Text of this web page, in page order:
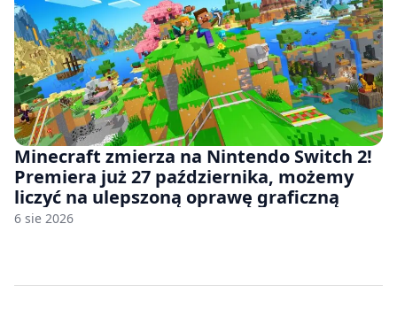
Minecraft zmierza na Nintendo Switch 2!
Premiera już 27 października, możemy
liczyć na ulepszoną oprawę graficzną
6 sie 2026